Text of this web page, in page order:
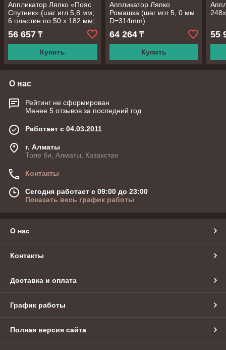
Аппликатор Ляпко «Пояс
Спутник» (шаг игл 5,8 мм;
6 пластин по 50 х 182 мм;
56 657 ₸
Купить
Аппликатор Ляпко
Ромашка (шаг игл 5, 0 мм
D=314mm)
64 264₸
Купить
55
О нас
Рейтинг не сформирован
Менее 5 отзывов за последний год
Работает с 04.03.2011
г. Алматы
Толе би, Алматы, Казахстан
Контакты
Сегодня работает с 09:00 до 23:00
Показать весь график работы
О нас
Контакты
Доставка и оплата
График работы
Полная версия сайта